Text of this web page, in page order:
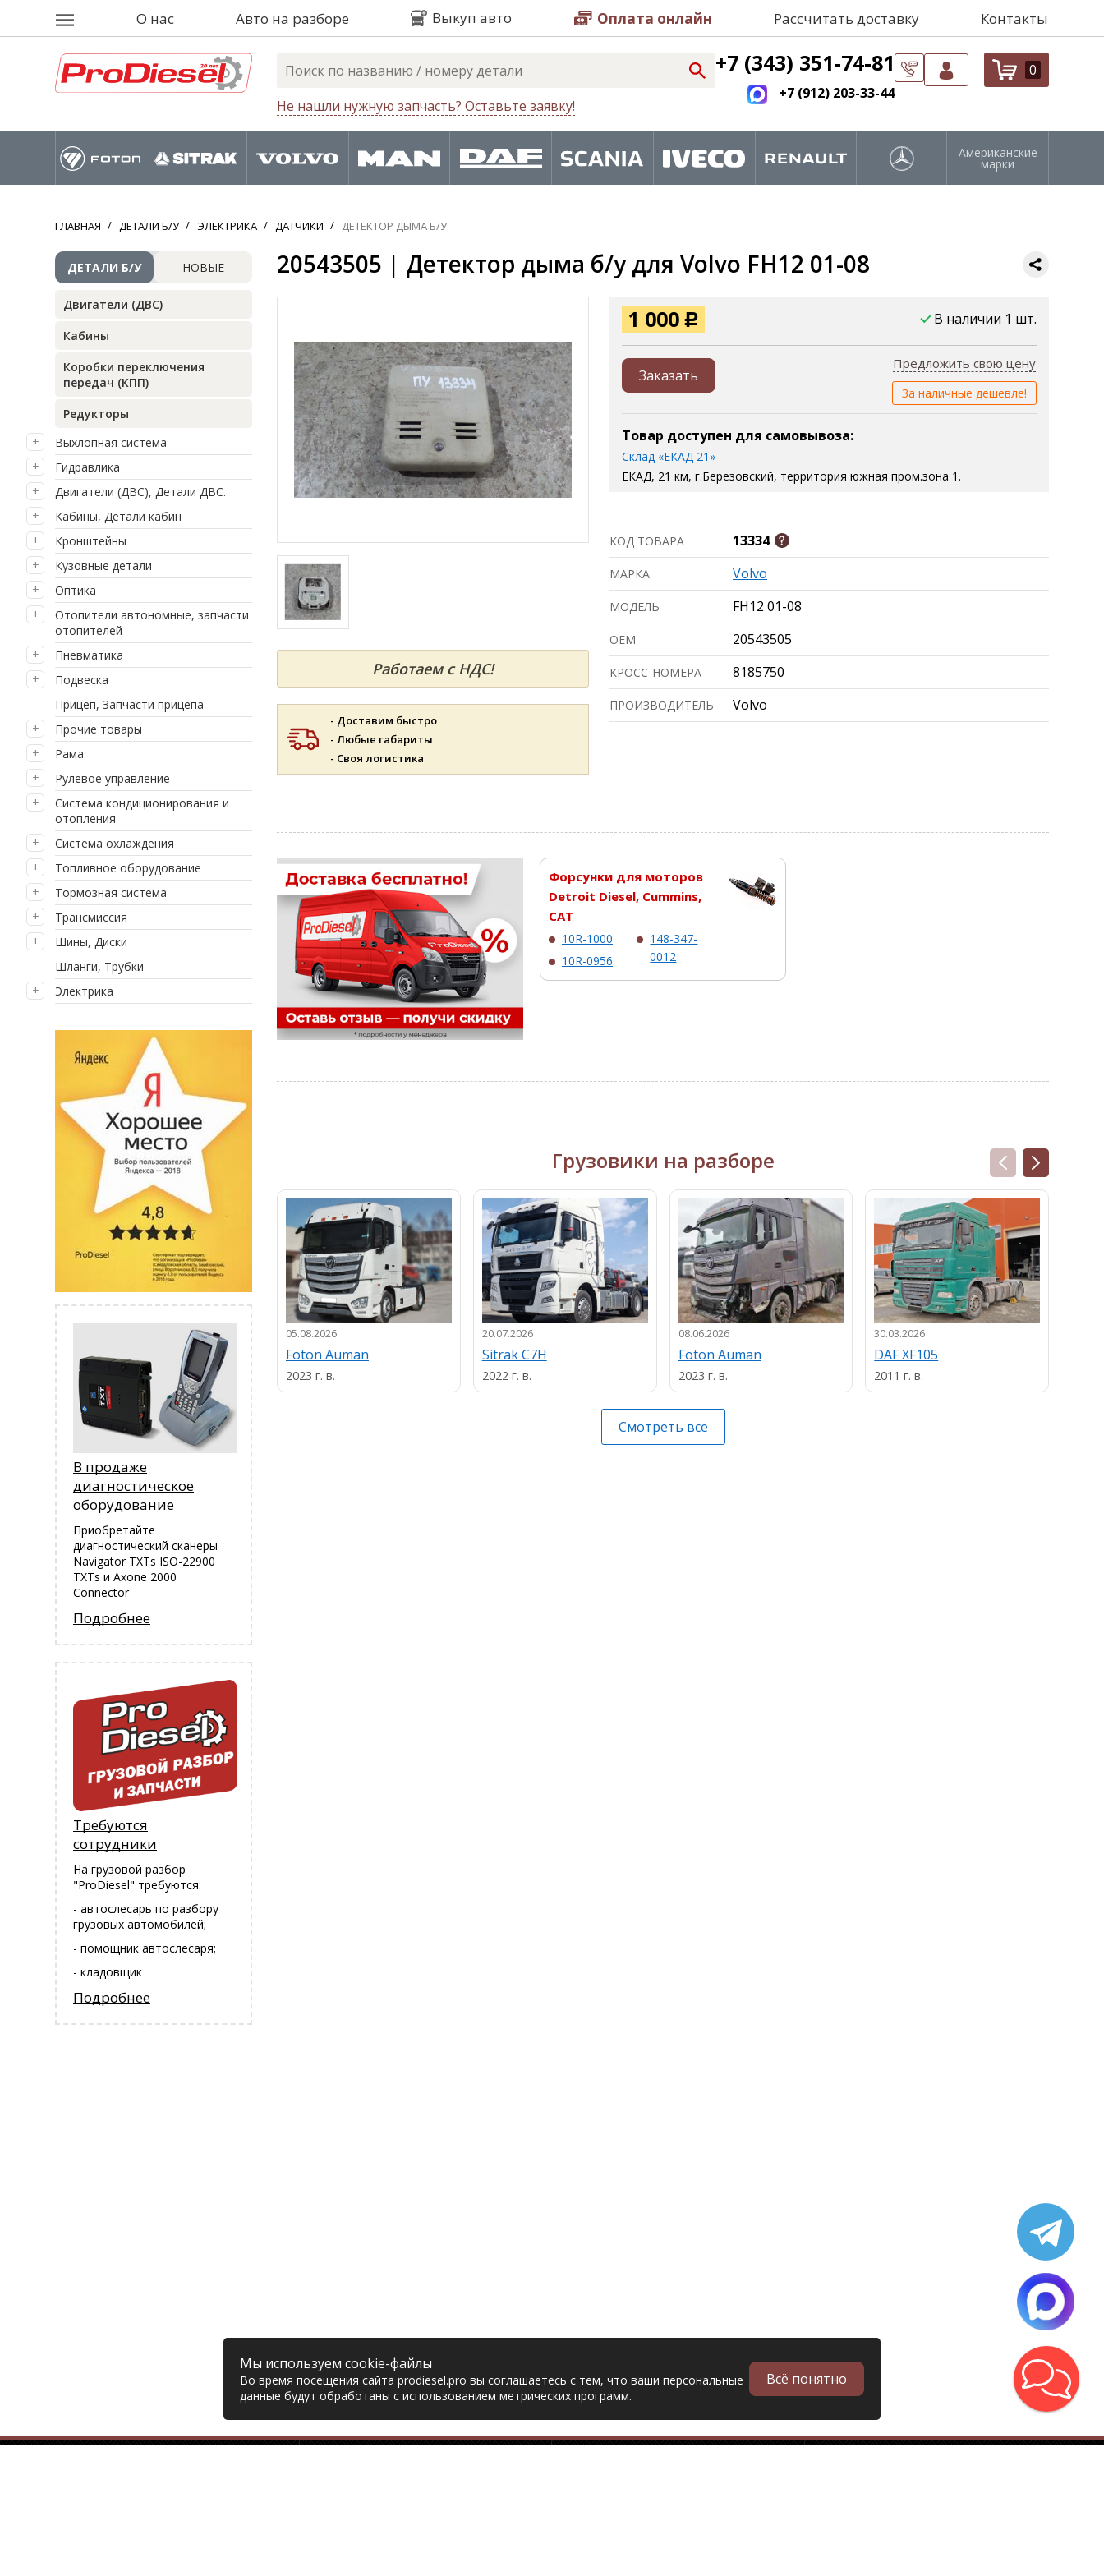
О нас Авто на разборе Выкуп авто Оплата онлайн Рассчитать доставку Контакты
Не нашли нужную запчасть? Оставьте заявку!
+7 (343) 351-74-81
+7 (912) 203-33-44
0
Американские
марки
ГЛАВНАЯ ДЕТАЛИ Б/У ЭЛЕКТРИКА ДАТЧИКИ ДЕТЕКТОР ДЫМА Б/У
ДЕТАЛИ Б/У НОВЫЕ
Двигатели (ДВС)
Кабины
Коробки переключения
передач (КПП)
Редукторы
Выхлопная система
Гидравлика
Двигатели (ДВС), Детали ДВС.
Кабины, Детали кабин
Кронштейны
Кузовные детали
Оптика
Отопители автономные, запчасти
отопителей
Пневматика
Подвеска
Прицеп, Запчасти прицепа
Прочие товары
Рама
Рулевое управление
Система кондиционирования и
отопления
Система охлаждения
Топливное оборудование
Тормозная система
Трансмиссия
Шины, Диски
Шланги, Трубки
Электрика
В продаже
диагностическое
оборудование
Приобретайте
диагностический сканеры
Navigator TXTs ISO-22900
TXTs и Аxone 2000
Connector
Подробнее
Требуются
сотрудники
На грузовой разбор
"ProDiesel" требуются:
- автослесарь по разбору
грузовых автомобилей;
- помощник автослесаря;
- кладовщик
Подробнее
20543505 | Детектор дыма б/у для Volvo FH12 01-08
Работаем с НДС!
- Доставим быстро
- Любые габариты
- Своя логистика
1 000 Р В наличии 1 шт.
Заказать
Предложить свою цену
За наличные дешевле!
Товар доступен для самовывоза:
Склад «ЕКАД 21»
ЕКАД, 21 км, г.Березовский, территория южная пром.зона 1.
КОД ТОВАРА 13334
МАРКА Volvo
МОДЕЛЬ FH12 01-08
ОЕМ 20543505
КРОСС-НОМЕРА 8185750
ПРОИЗВОДИТЕЛЬ Volvo
Форсунки для моторов
Detroit Diesel, Cummins,
CAT
10R-1000
10R-0956
148-347-
0012
Грузовики на разборе
05.08.2026
Foton Auman
2023 г. в.
20.07.2026
Sitrak C7H
2022 г. в.
08.06.2026
Foton Auman
2023 г. в.
30.03.2026
DAF XF105
2011 г. в.
Смотреть все
Мы используем cookie-файлы
Во время посещения сайта prodiesel.pro вы соглашаетесь с тем, что ваши персональные
данные будут обработаны с использованием метрических программ.
Всё понятно